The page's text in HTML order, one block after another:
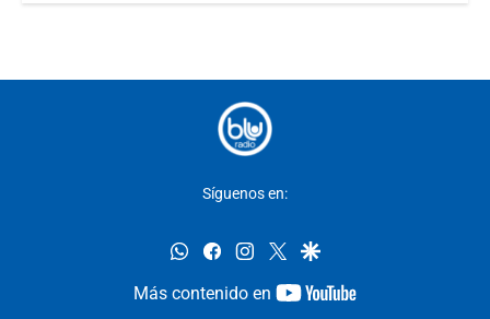
Síguenos en:
whatsappfacebookinstagram
twittergoogle
Más contenido en
youtube-